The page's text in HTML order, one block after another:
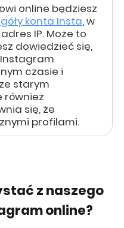
online będziesz
konta Insta, w
IP. Może to
dowiedzieć się,
czasie i
starym
również
się, że
profilami.
z naszego
online?